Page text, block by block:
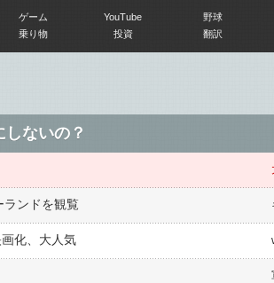
ゲーム YouTube 野球
乗り物 投資 翻訳
ないの？
ランドを観覧
化、大人気